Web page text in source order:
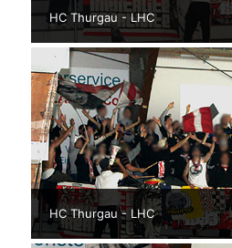
HC Thurgau - LHC
HC Thurgau - LHC